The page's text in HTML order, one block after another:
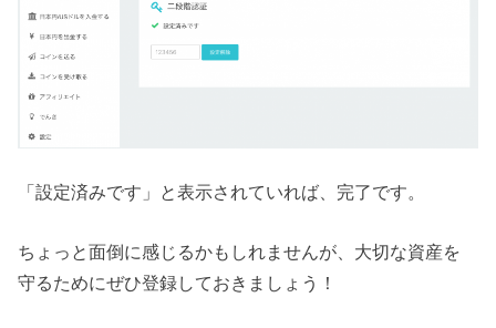
「設定済みです」と表示されていれば、完了です。
ちょっと面倒に感じるかもしれませんが、大切な資産を
守るためにぜひ登録しておきましょう！